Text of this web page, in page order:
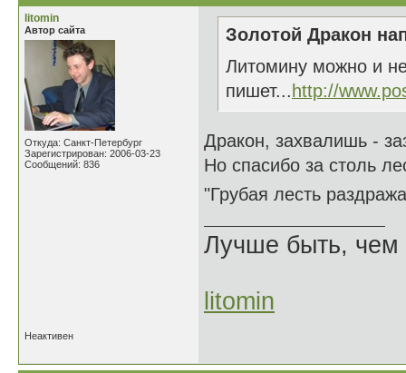
litomin
Автор сайта
Откуда: Санкт-Петербург
Зарегистрирован: 2006-03-23
Сообщений: 836
Золотой Дракон
Литомину можно и
пишет... http://
Дракон, захвалишь -
Но спасибо за столь
"Грубая лесть
Лучше быть, чем
litomin
Неактивен